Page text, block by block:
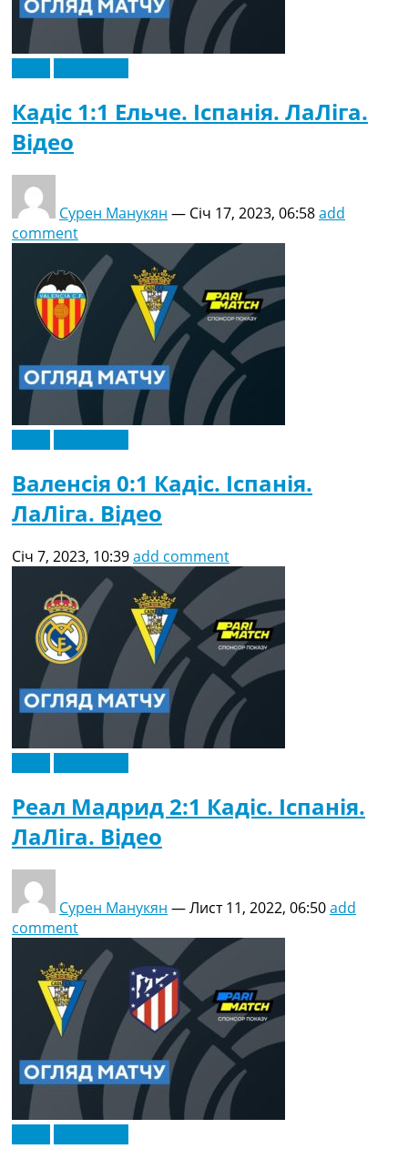
Кадіс 1:1 Ельче. Іспанія. ЛаЛіга.
Відео
Сурен Манукян — Січ 17, 2023, 06:58add
comment
Валенсія 0:1 Кадіс. Іспанія.
ЛаЛіга. Відео
Січ 7, 2023, 10:39add comment
Реал Мадрид 2:1 Кадіс. Іспанія.
ЛаЛіга. Відео
Сурен Манукян —Лист 11, 2022, 06:50add
comment